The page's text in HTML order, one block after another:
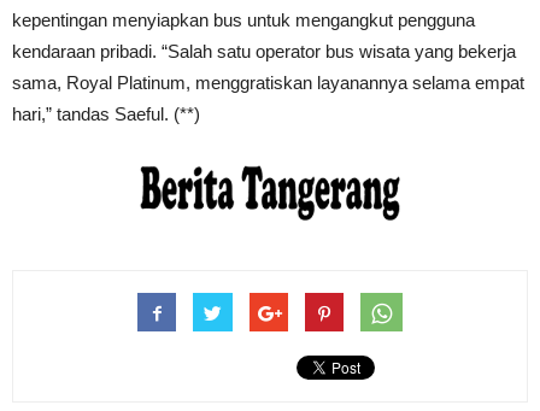
kepentingan menyiapkan bus untuk mengangkut pengguna
kendaraan pribadi. “Salah satu operator bus wisata yang bekerja
sama, Royal Platinum, menggratiskan layanannya selama empat
hari,” tandas Saeful. (**)